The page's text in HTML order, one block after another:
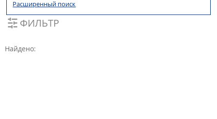
Расширенный поиск
ФИЛЬТР
Найдено: